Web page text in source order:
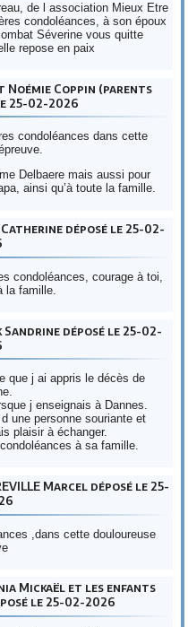
de l association Mieux Etre
condoléances, à son époux
Séverine vous quitte
repose en paix
Coppin (parents
25-02-2026
condoléances dans cette
Delbaere mais aussi pour
ainsi qu’à toute la famille.
déposé le 25-02-
condoléances, courage à toi,
la famille.
déposé le 25-02-
que j ai appris le décès de
j enseignais à Dannes.
une personne souriante et
plaisir à échanger.
à sa famille.
Marcel déposé le 25-
,dans cette douloureuse
Mickaël et les enfants
le 25-02-2026